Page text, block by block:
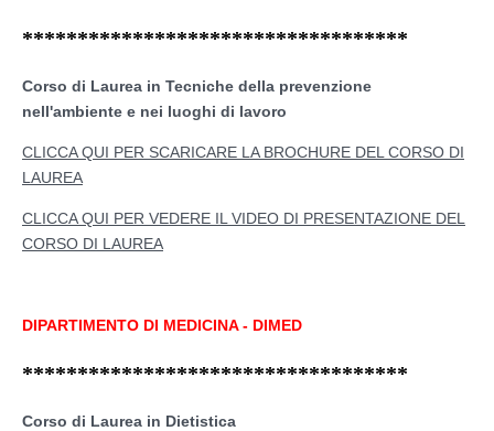
***********************************
Corso di Laurea in Tecniche della prevenzione
nell'ambiente e nei luoghi di lavoro
CLICCA QUI PER SCARICARE LA BROCHURE DEL CORSO DI
LAUREA
CLICCA QUI PER VEDERE IL VIDEO DI PRESENTAZIONE DEL
CORSO DI LAUREA
DIPARTIMENTO DI MEDICINA - DIMED
***********************************
Corso di Laurea in Dietistica